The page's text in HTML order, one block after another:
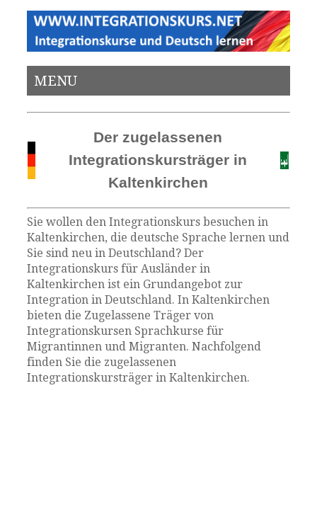
MENU
Der zugelassenen
Integrationskursträger in
Kaltenkirchen
Sie wollen den Integrationskurs besuchen in
Kaltenkirchen, die deutsche Sprache lernen und
Sie sind neu in Deutschland? Der
Integrationskurs für Ausländer in
Kaltenkirchen ist ein Grundangebot zur
Integration in Deutschland. In Kaltenkirchen
bieten die Zugelassene Träger von
Integrationskursen Sprachkurse für
Migrantinnen und Migranten. Nachfolgend
finden Sie die zugelassenen
Integrationskursträger in Kaltenkirchen.